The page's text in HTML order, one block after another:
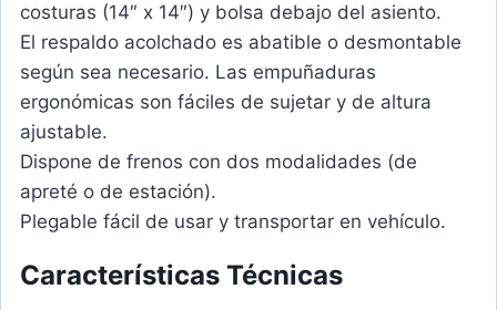
costuras (14″ x 14″) y bolsa debajo del asiento.
El respaldo acolchado es abatible o desmontable
según sea necesario. Las empuñaduras
ergonómicas son fáciles de sujetar y de altura
ajustable.
Dispone de frenos con dos modalidades (de
apreté o de estación).
Plegable fácil de usar y transportar en vehículo.
Características Técnicas